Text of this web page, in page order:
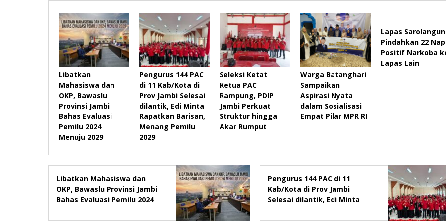
Libatkan
Mahasiswa dan
OKP, Bawaslu
Provinsi Jambi
Bahas Evaluasi
Pemilu 2024
Menuju 2029
Pengurus 144 PAC
di 11 Kab/Kota di
Prov Jambi Selesai
dilantik, Edi Minta
Rapatkan Barisan,
Menang Pemilu
2029
Seleksi Ketat
Ketua PAC
Rampung, PDIP
Jambi Perkuat
Struktur hingga
Akar Rumput
Warga Batanghari
Sampaikan
Aspirasi Nyata
dalam Sosialisasi
Empat Pilar MPR RI
Lapas Sarolangun
Pindahkan 22
Positif Narkoba
Lapas Lain
Libatkan Mahasiswa dan
OKP, Bawaslu Provinsi Jambi
Bahas Evaluasi Pemilu 2024
Pengurus 144 PAC di 11
Kab/Kota di Prov Jambi
Selesai dilantik, Edi Minta
Pemilu 2029